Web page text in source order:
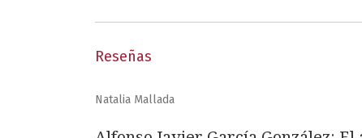
Reseñas
Natalia Mallada